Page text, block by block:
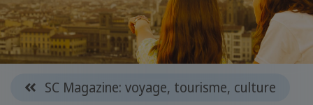
SC Magazine: voyage, tourisme, culture